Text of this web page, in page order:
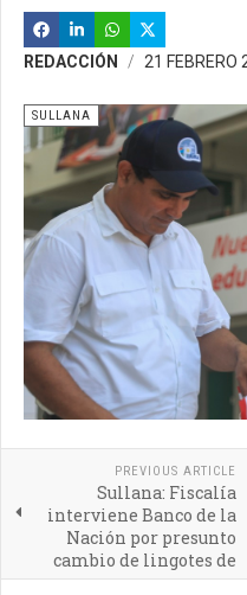
REDACCIÓN 21 FEBRERO
SULLANA
PREVIOUS ARTICLE
Sullana: Fiscalía
interviene Banco de la
Nación por presunto
cambio de lingotes de
oro